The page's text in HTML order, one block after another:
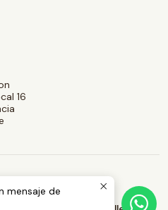
16
mensaje de